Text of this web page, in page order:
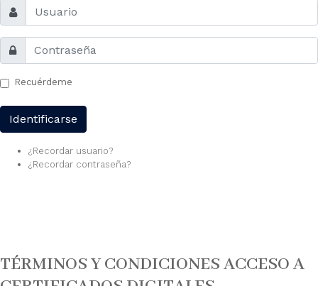
Recuérdeme
Identificarse
¿Recordar usuario?
¿Recordar contraseña?
TÉRMINOS Y CONDICIONES ACCESO A